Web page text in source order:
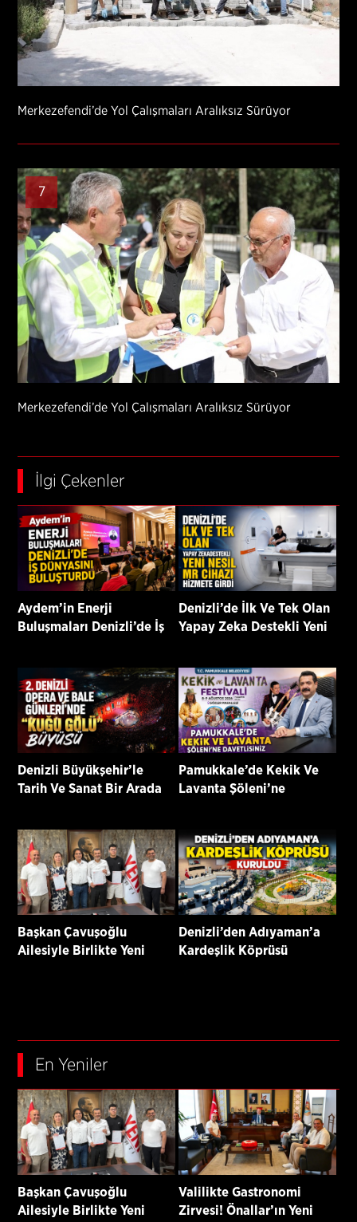
Merkezefendi’de Yol Çalışmaları Aralıksız Sürüyor
7
Merkezefendi’de Yol Çalışmaları Aralıksız Sürüyor
İlgi Çekenler
Aydem’in Enerji
Buluşmaları Denizli’de İş
Denizli’de İlk Ve Tek Olan
Yapay Zeka Destekli Yeni
Denizli Büyükşehir’le
Tarih Ve Sanat Bir Arada
Pamukkale’de Kekik Ve
Lavanta Şöleni’ne
Başkan Çavuşoğlu
Ailesiyle Birlikte Yeni
Denizli’den Adıyaman’a
Kardeşlik Köprüsü
En Yeniler
Başkan Çavuşoğlu
Ailesiyle Birlikte Yeni
Valilikte Gastronomi
Zirvesi! Önallar’ın Yeni